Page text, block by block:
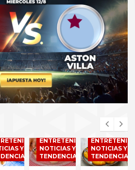
Y
ENTRETENIMIENTO,
NOTICIAS Y
TENDENCIAS
NOTICIAS Y
TENDENCIAS